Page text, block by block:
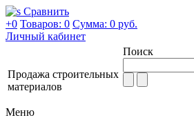
Сравнить
+0 Товаров: 0 Сумма: 0 руб.
Личный кабинет
Продажа строительных
материалов
Поиск
Меню